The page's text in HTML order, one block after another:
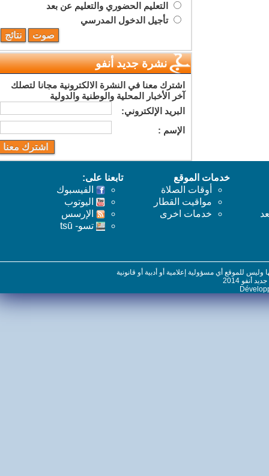
التعليم الحضوري والتعليم عن بعد
تأجيل الدخول المدرسي
نشرة جديد أنفو
اشترك معنا في النشرة الالكترونية مجانا لتصلك
آخر الأخبار المحلية والوطنية والدولية
البريد اﻹلكتروني:
اﻹسم :
خدمات الموقع
أوقات الصلاة
مواقيت القطار
خدمات اخرى
تابعنا على:
الفيسبوك
اليوتوب
اﻹرسس
تسو- tsū
للموقع أي مسؤولية إعلامية أو أدبية أو قانونية
2014